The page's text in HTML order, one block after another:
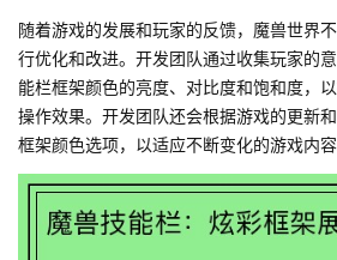
随着游戏的发展和玩家的反馈，魔兽世界
行优化和改进。开发团队通过收集玩家的
能栏框架颜色的亮度、对比度和饱和度，
操作效果。开发团队还会根据游戏的更新
框架颜色选项，以适应不断变化的游戏内容